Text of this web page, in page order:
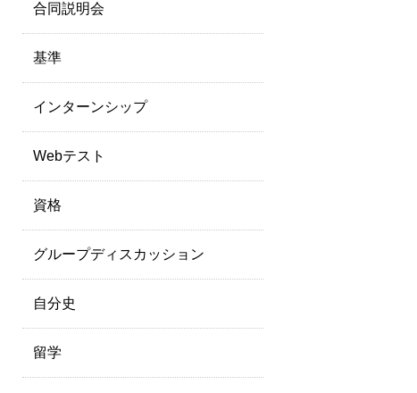
合同説明会
基準
インターンシップ
Webテスト
資格
グループディスカッション
自分史
留学